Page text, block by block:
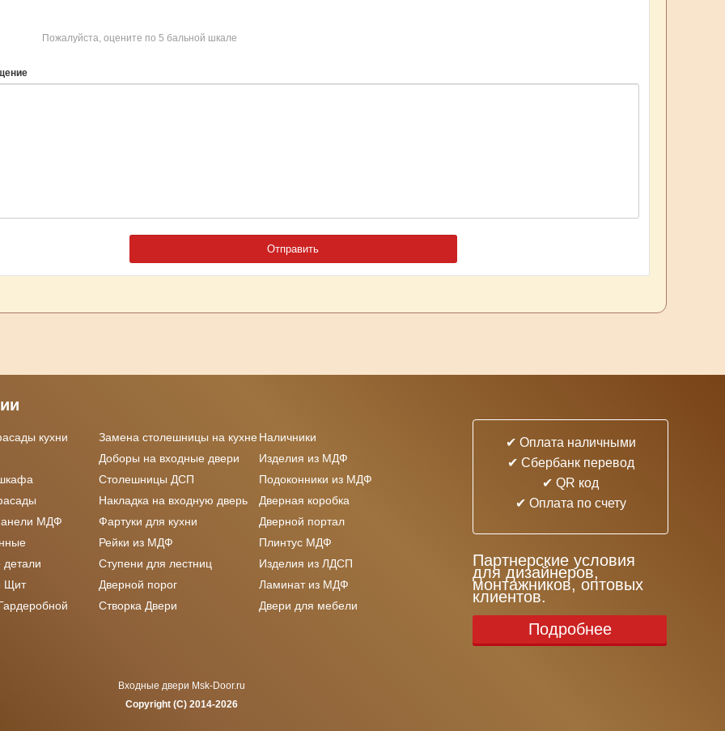
Пожалуйста, оцените по 5 бальной шкале
кухни Замена столешницы на кухнеНаличники
Доборы на входные двери
Изделия из МДФ
Столешницы ДСП
Подоконники из МДФ
Накладка на входную дверь
Дверная коробка
МДФ
Фартуки для кухни
Дверной портал
Рейки из МДФ
Плинтус МДФ
Ступени для лестниц
Изделия из ЛДСП
Щит
Дверной порог
Ламинат из МДФ
Створка Двери Двери для мебели
✔ Оплата наличными
✔ Cбербанк перевод
✔ QR код
✔ Оплата по счету
Партнерские условия
для дизайнеров,
монтажников, оптовых
клиентов.
Подробнее
Входные двери Msk-Door.ru
Copyright (C) 2014-2026